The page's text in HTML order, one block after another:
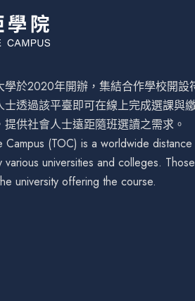
學於2020年開辦，集結合作學校開
士透過該平臺即可在線上完成選課與
供社會人士遠距隨班選讀之需求。
Campus (TOC) is a worldwide
universities and colleges.
university offering the course.